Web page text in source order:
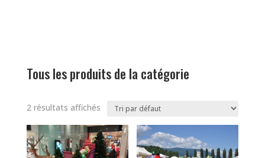
Tous les produits de la catégorie
2 résultats affichés